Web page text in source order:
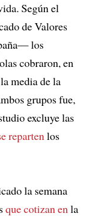
Según el
de Valores
los
cobraron, en
media de la
grupos fue,
excluye las
repartenlos
la semana
que cotizan enla